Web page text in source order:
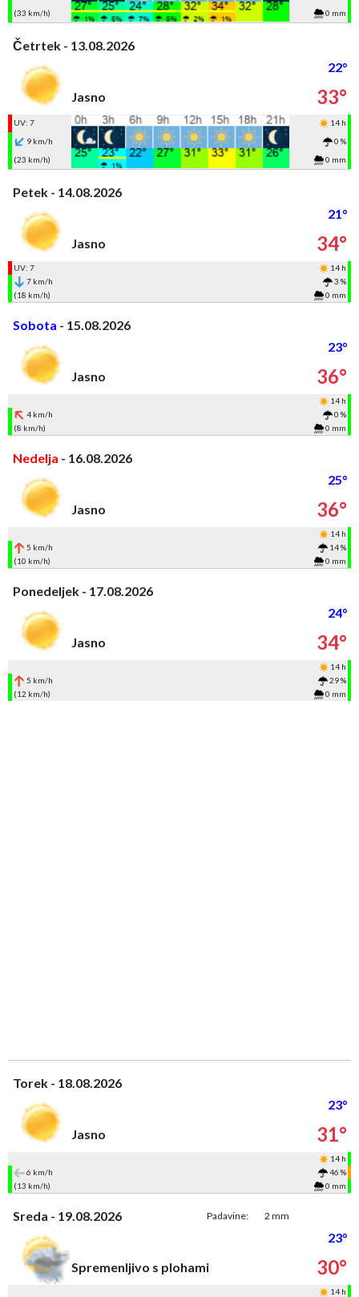
(33 km/h)
0 mm
Četrtek - 13.08.2026
22°
Jasno
33°
UV: 7
14 h
9 km/h
0 %
(23 km/h)
0 mm
Petek - 14.08.2026
21°
Jasno
34°
UV: 7
14 h
7 km/h
3 %
(18 km/h)
0 mm
Sobota - 15.08.2026
23°
Jasno
36°
14 h
4 km/h
0 %
(8 km/h)
0 mm
Nedelja - 16.08.2026
25°
Jasno
36°
14 h
5 km/h
14 %
(10 km/h)
0 mm
Ponedeljek - 17.08.2026
24°
Jasno
34°
14 h
5 km/h
29 %
(12 km/h)
0 mm
Torek - 18.08.2026
23°
Jasno
31°
14 h
6 km/h
46 %
(13 km/h)
0 mm
Sreda - 19.08.2026 Padavine: 2 mm
23°
Spremenljivo s plohami
30°
14 h